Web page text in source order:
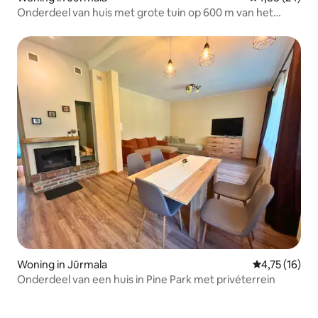
Onderdeel van huis met grote tuin op 600 m van het
Woning in Jūrmala Gemiddelde
4,75 (16)
Onderdeel van een huis in Pine Park met privéterrein